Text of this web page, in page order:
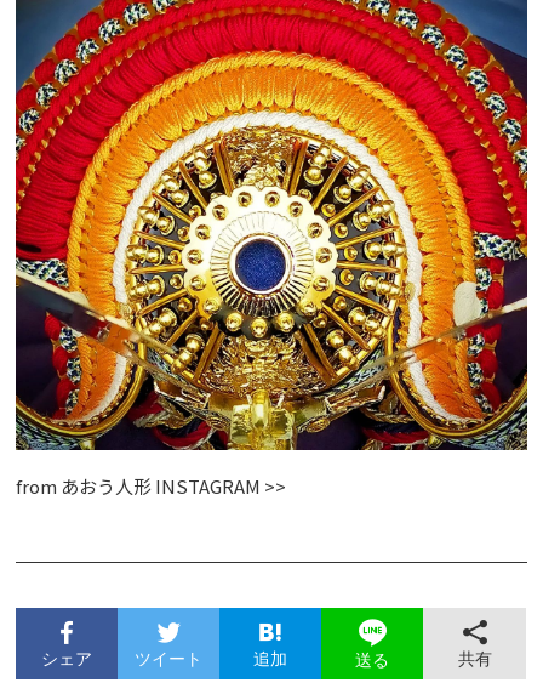
from あおう人形 INSTAGRAM >>
シェア ツイート 追加 送る 共有